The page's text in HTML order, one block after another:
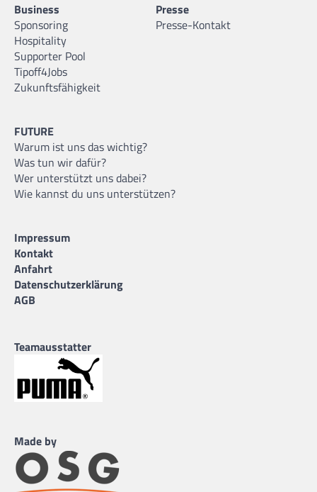
Business
Sponsoring
Hospitality
Supporter Pool
Tipoff4Jobs
Zukunftsfähigkeit
Presse
Presse-Kontakt
FUTURE
Warum ist uns das wichtig?
Was tun wir dafür?
Wer unterstützt uns dabei?
Wie kannst du uns unterstützen?
Impressum
Kontakt
Anfahrt
Datenschutzerklärung
AGB
Teamausstatter
Made by